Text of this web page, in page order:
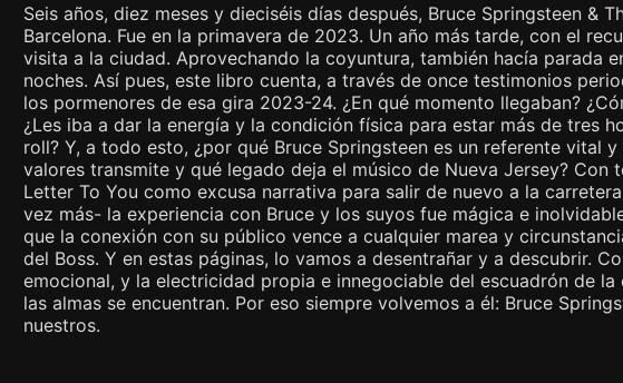
Seis años, diez meses y dieciséis días después, Bruce Springsteen &
Barcelona. Fue en la primavera de 2023. Un año más tarde, con el
visita a la ciudad. Aprovechando la coyuntura, también hacía parada
noches. Así pues, este libro cuenta, a través de once testimonios
los pormenores de esa gira 2023-24. ¿En qué momento llegaban?
¿Les iba a dar la energía y la condición física para estar más de tres
roll? Y, a todo esto, ¿por qué Bruce Springsteen es un referente vital
valores transmite y qué legado deja el músico de Nueva Jersey? Con
Letter To You como excusa narrativa para salir de nuevo a la
vez más- la experiencia con Bruce y los suyos fue mágica e
que la conexión con su público vence a cualquier marea y
del Boss. Y en estas páginas, lo vamos a desentrañar y a descubrir.
emocional, y la electricidad propia e innegociable del escuadrón de la
las almas se encuentran. Por eso siempre volvemos a él: Bruce
nuestros.